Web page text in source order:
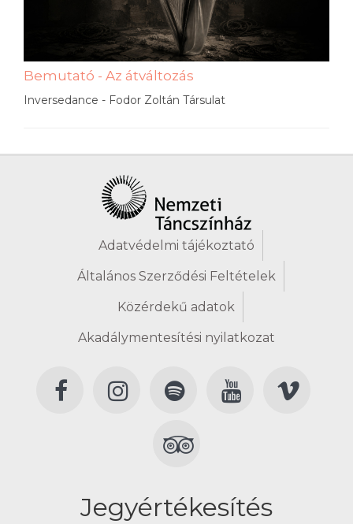
Bemutató - Az átváltozás
Inversedance - Fodor Zoltán Társulat
Adatvédelmi tájékoztató
Általános Szerződési Feltételek
Közérdekű adatok
Akadálymentesítési nyilatkozat
Jegyértékesítés